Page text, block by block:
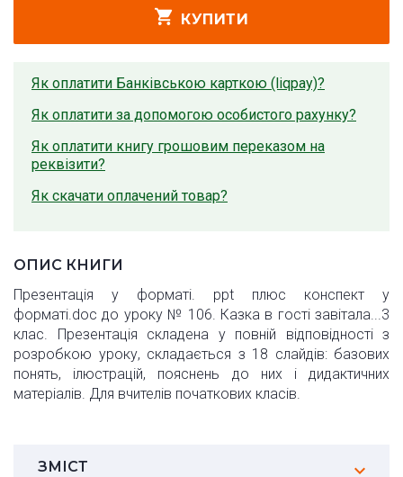
КУПИТИ
Як оплатити Банківською карткою (liqpay)?
Як оплатити за допомогою особистого рахунку?
Як оплатити книгу грошовим переказом на
реквізити?
Як скачати оплачений товар?
ОПИС КНИГИ
Презентація у форматі. ppt плюс конспект у
форматі.doc до уроку № 106. Казка в гості завітала...3
клас. Презентація складена у повній відповідності з
розробкою уроку, складається з 18 слайдів: базових
понять, ілюстрацій, пояснень до них і дидактичних
матеріалів. Для вчителів початкових класів.
ЗМІСТ